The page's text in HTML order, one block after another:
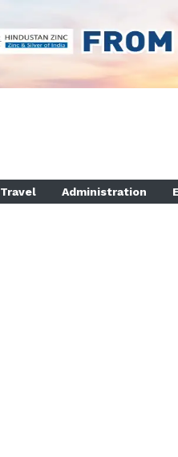
Travel Administration